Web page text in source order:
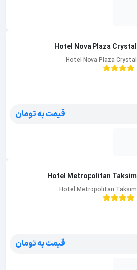
Hotel Nova Plaza Crystal
Hotel Nova Plaza Crystal
قیمت به تومان
Hotel Metropolitan Taksim
Hotel Metropolitan Taksim
قیمت به تومان